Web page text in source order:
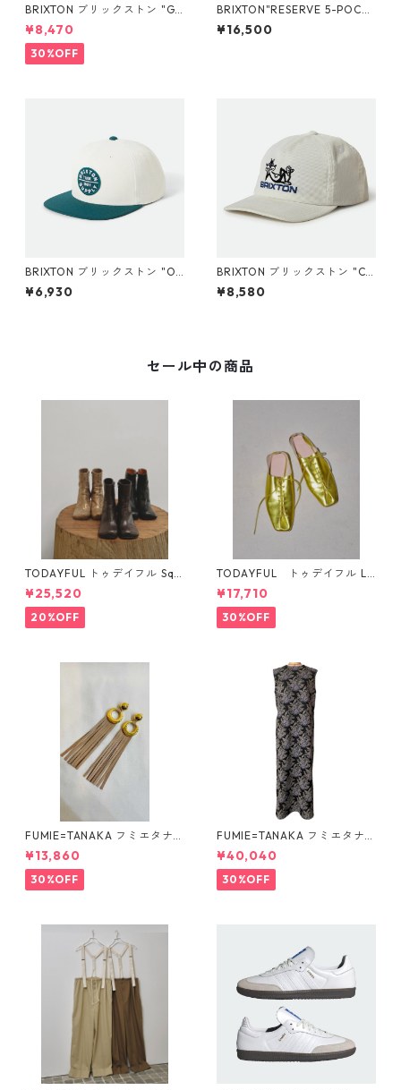
BRIXTON ブリックストン "GA
RDEN FLORAL CROP PANT-
ORCHID"
¥8,470
30%OFF
BRIXTON"RESERVE 5-POCK
ET DENIM PANT【WORN BLA
CK】" デニム
¥16,500
BRIXTON ブリックストン "OA
TH III SNAPBACK (OFF WHIT
E/NIGHT SAGE)"
¥6,930
BRIXTON ブリックストン "CO
OL CAT MP SNPK-WHITE"
¥8,580
セール中の商品
TODAYFUL トゥデイフル Squ
are Short Boots 12321008 1
2521006
¥25,520
20%OFF
TODAYFUL トゥデイフル La
ceup Leather Shoes 1232101
1
¥17,710
30%OFF
FUMIE=TANAKA フミエタナ
カ ring fringe earring F23A
-55 NU
¥13,860
30%OFF
FUMIE=TANAKA フミエタナ
カ flower JQ OP (BLK)F25S-
13
¥40,040
30%OFF